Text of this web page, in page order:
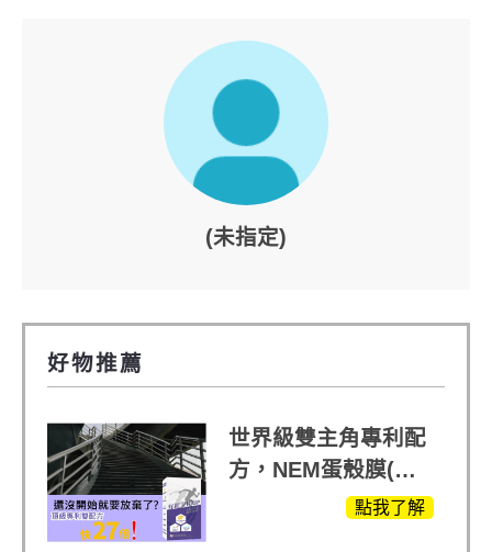
(未指定)
好物推薦
世界級雙主角專利配
方，NEM蛋殼膜(蛋
白聚醣)+UCll原裝進
點我了解